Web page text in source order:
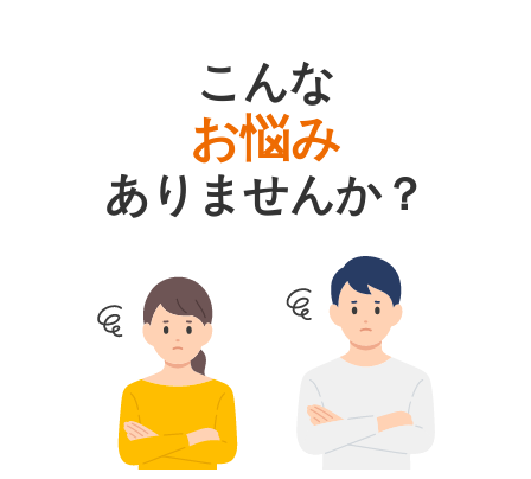
こんな
お悩み
ありませんか？